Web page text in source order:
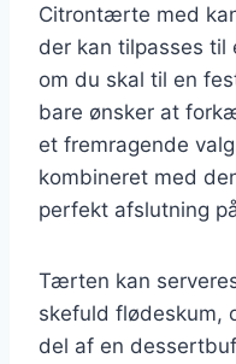
Citrontærte med
der kan tilpasses til
om du skal til en
bare ønsker at
et fremragende
kombineret med
perfekt afslutning
Tærten kan
skefuld flødeskum,
del af en